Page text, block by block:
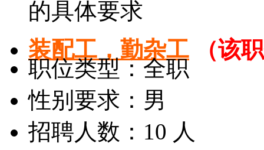
的具体要求
装配工，勤杂工
（该
职位类型：全职
性别要求：男
招聘人数：10 人